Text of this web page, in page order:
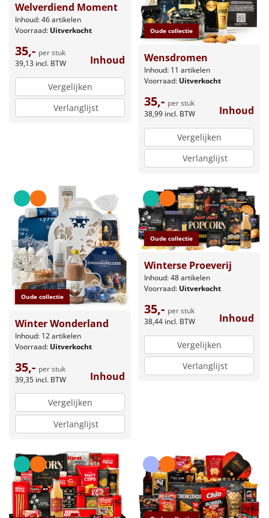
Welverdiend Moment
Inhoud: 46 artikelen
Voorraad: Uitverkocht
35,- per stuk
39,13 incl. BTW Inhoud
Vergelijken
Verlanglijst
Oude collectie
Wensdromen
Inhoud: 11 artikelen
Voorraad: Uitverkocht
35,- per stuk
38,99 incl. BTW Inhoud
Vergelijken
Verlanglijst
Oude collectie
Winter Wonderland
Inhoud: 12 artikelen
Voorraad: Uitverkocht
35,- per stuk
39,35 incl. BTW Inhoud
Vergelijken
Verlanglijst
Oude collectie
Winterse Proeverij
Inhoud: 48 artikelen
Voorraad: Uitverkocht
35,- per stuk
38,44 incl. BTW Inhoud
Vergelijken
Verlanglijst